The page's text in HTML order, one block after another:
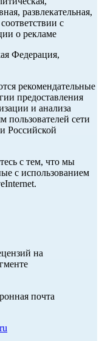
развлекательная,
с
о рекламе
Федерация,
рекомендательные
предоставления
и анализа
пользователей сети
Российской
с тем, что мы
с использованием
на
почта